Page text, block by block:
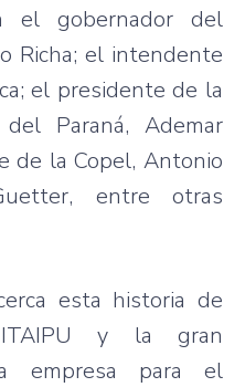
el gobernador del
Richa; el intendente
el presidente de la
Paraná, Ademar
de la Copel, Antonio
entre otras
esta historia de
y la gran
empresa para el